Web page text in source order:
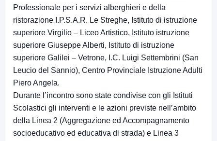
Professionale per i servizi alberghieri e della
ristorazione I.P.S.A.R. Le Streghe, Istituto di istruzione
superiore Virgilio – Liceo Artistico, Istituto istruzione
superiore Giuseppe Alberti, Istituto di istruzione
superiore Galilei – Vetrone, I.C. Luigi Settembrini (San
Leucio del Sannio), Centro Provinciale Istruzione Adulti
Piero Angela.
Durante l’incontro sono state condivise con gli Istituti
Scolastici gli interventi e le azioni previste nell’ambito
della Linea 2 (Aggregazione ed Accompagnamento
socioeducativo ed educativa di strada) e Linea 3